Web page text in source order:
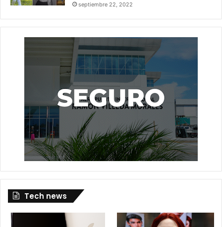
septiembre 22, 2022
Tech news